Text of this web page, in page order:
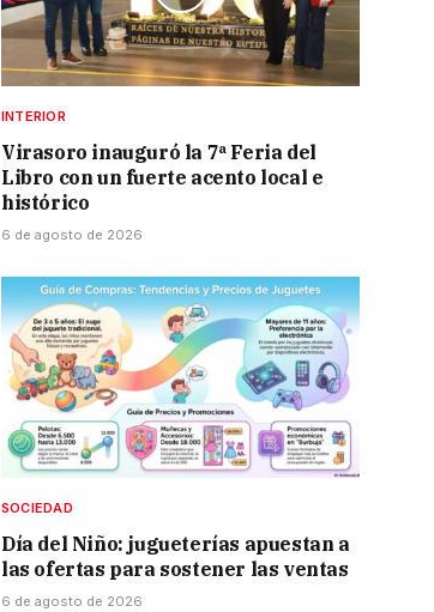
INTERIOR
Virasoro inauguró la 7ª Feria del
Libro con un fuerte acento local e
histórico
6 de agosto de 2026
SOCIEDAD
Día del Niño: jugueterías apuestan a
las ofertas para sostener las ventas
6 de agosto de 2026